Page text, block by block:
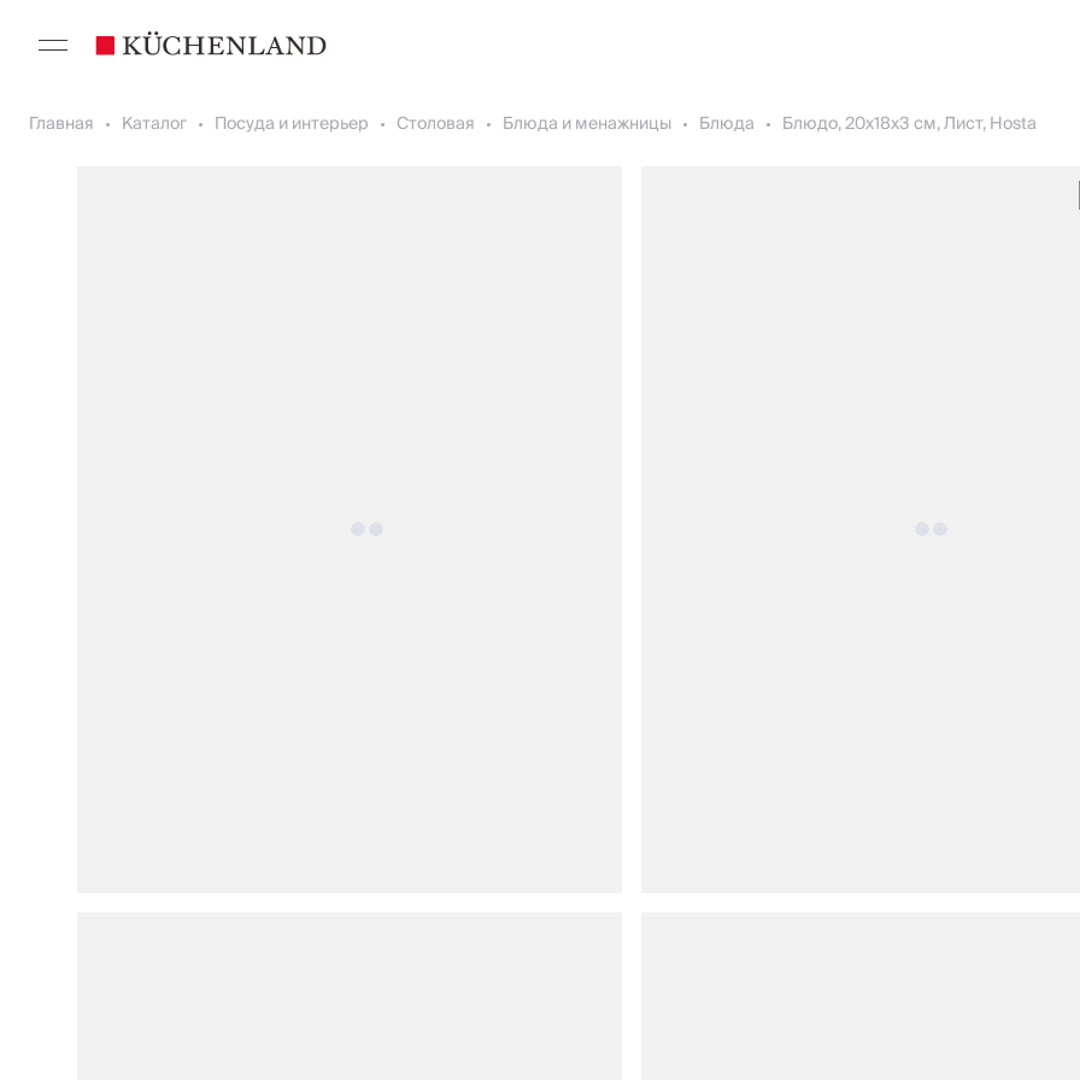
Главная Каталог Посуда и интерьер Столовая Блюда и менажницы Блюда Блюдо, 20х18x3 см, Лист, Hosta